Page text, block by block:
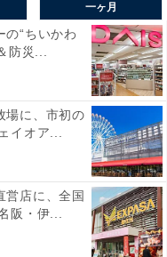
一ヶ月
の“ちいかわ
防災...
場に、市初の
イオア...
営店に、全国
阪・伊...